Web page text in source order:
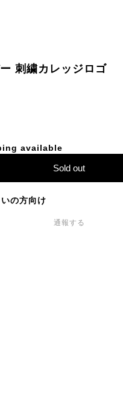
刺繍カレッジロゴ
available
Sold out
の方向け
通報する